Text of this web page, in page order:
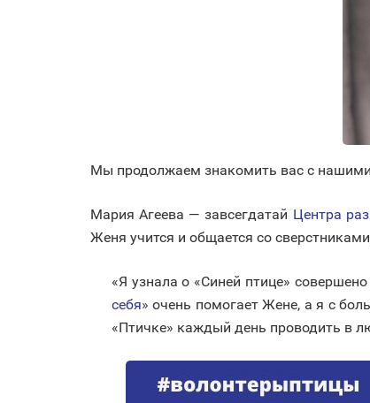
Мы продолжаем знакомить вас с
Мария Агеева — завсегдатай Центра
Женя учится и общается со
«Я узнала о «Синей птице»
себя» очень помогает Жене, а я с
«Птичке» каждый день проводить в